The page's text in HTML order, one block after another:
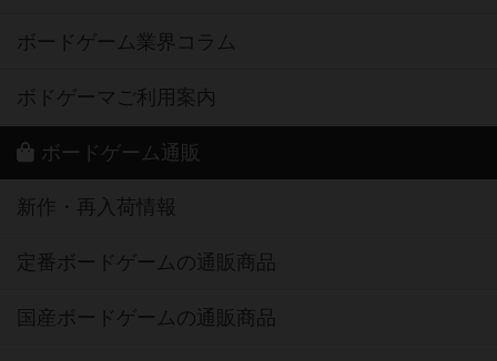
ボードゲーム業界コラム
ボドゲーマご利用案内
ボードゲーム通販
新作・再入荷情報
定番ボードゲームの通販商品
国産ボードゲームの通販商品